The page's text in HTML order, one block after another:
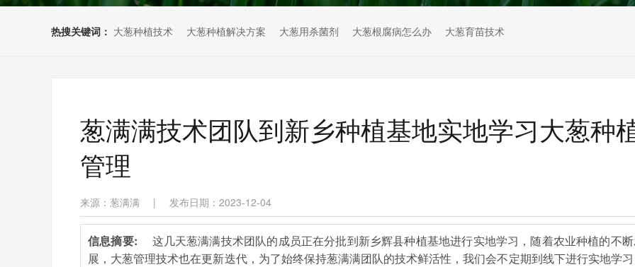
热搜关键词： 大葱种植技术 大葱种植解决方案 大葱用杀菌剂 大葱根腐病怎么办 大葱育苗技术
葱满满技术团队到新乡种植基地实地学习大葱种
管理
来源：葱满满 | 发布日期：2023-12-04
信息摘要: 这几天葱满满技术团队的成员正在分批到新乡辉县种植基地进行实地学习，随着农业种植的不
展，大葱管理技术也在更新迭代，为了始终保持葱满满团队的技术鲜活性，我们会不定期到线下进行实地学